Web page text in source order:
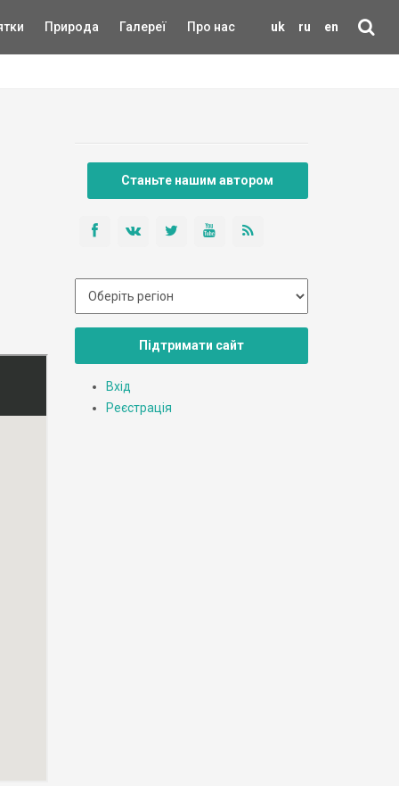
uk ru en
Природа Галереї Про нас
Станьте нашим автором
Підтримати сайт
Вхід
Реєстрація